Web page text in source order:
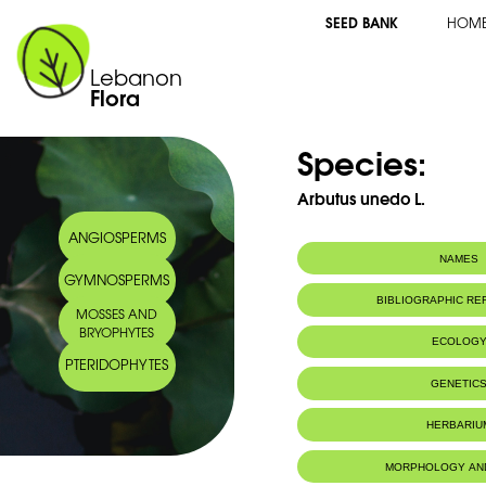
Lebanon
Flora
SEED BANK
ANGIOSPERMS
GYMNOSPERMS
MOSSES AND
BRYOPHYTES
PTERIDOPHYTES
Species:
Arbutus unedo L.
NAMES
Common name: Common
fraises
شائع- جناء أحمر
BIBLIOGRAPHIC
ECOLOGY
Boisements.
MORPHOLOGY